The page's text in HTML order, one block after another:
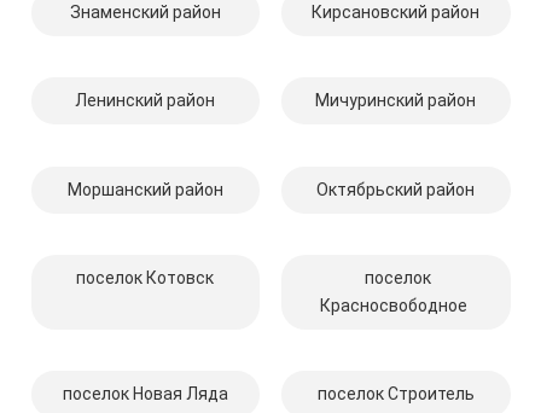
Знаменский район Кирсановский район
Ленинский район Мичуринский район
Моршанский район Октябрьский район
поселок Котовск
поселок
Красносвободное
поселок Новая Ляда поселок Строитель